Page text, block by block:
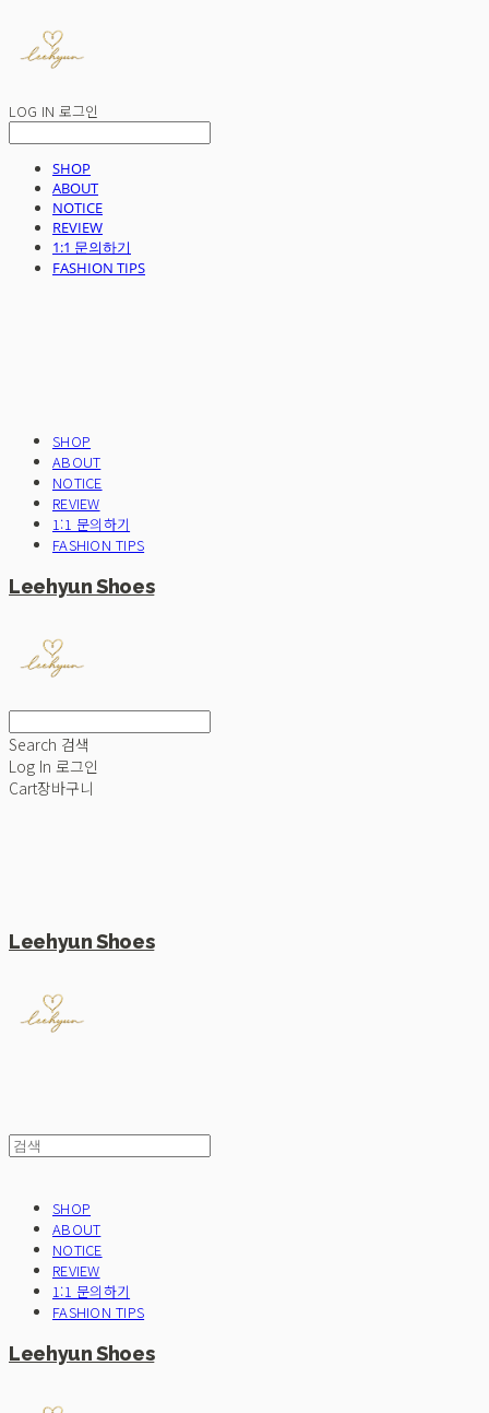
LOG IN 로그인
SHOP
ABOUT
NOTICE
REVIEW
1:1 문의하기
FASHION TIPS
SHOP
ABOUT
NOTICE
REVIEW
1:1 문의하기
FASHION TIPS
Leehyun Shoes
Search 검색
Log In 로그인
Cart장바구니
Leehyun Shoes
SHOP
ABOUT
NOTICE
REVIEW
1:1 문의하기
FASHION TIPS
Leehyun Shoes